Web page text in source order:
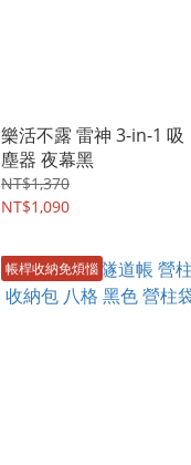
樂活不露 雷神 3-in-1 吸
塵器 夜幕黑
NT$1,370
NT$1,090
帳桿收納免煩惱